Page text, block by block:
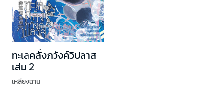
ทะเลคลั่งภวังค์วิปลาส
เล่ม 2
เหลียงฉาน